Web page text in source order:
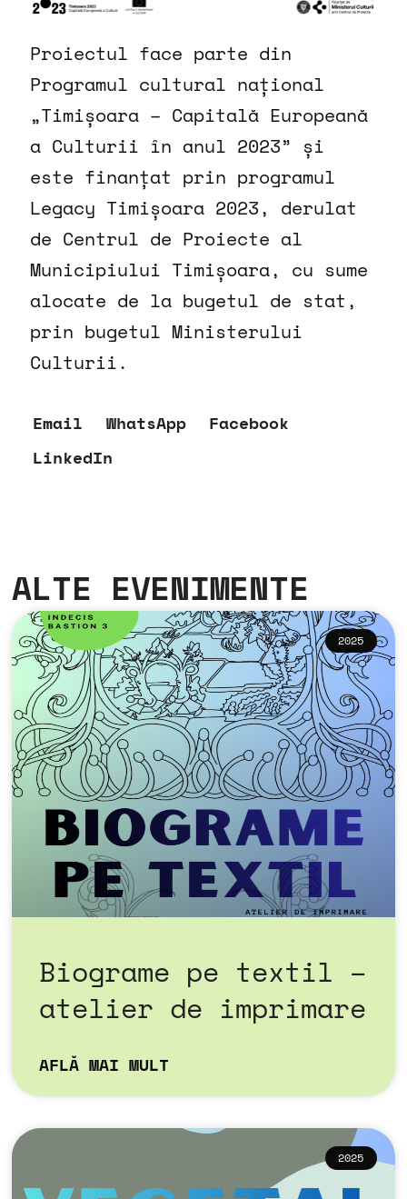
Proiectul face parte din
Programul cultural național
„Timișoara – Capitală Europeană
a Culturii în anul 2023” și
este finanțat prin programul
Legacy Timișoara 2023, derulat
de Centrul de Proiecte al
Municipiului Timișoara, cu sume
alocate de la bugetul de stat,
prin bugetul Ministerului
Culturii.
Email WhatsApp
Facebook
LinkedIn
ALTE EVENIMENTE
2025
Biograme pe textil –
atelier de imprimare
AFLĂ MAI MULT
2025